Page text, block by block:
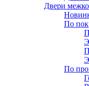
Двери
По
По